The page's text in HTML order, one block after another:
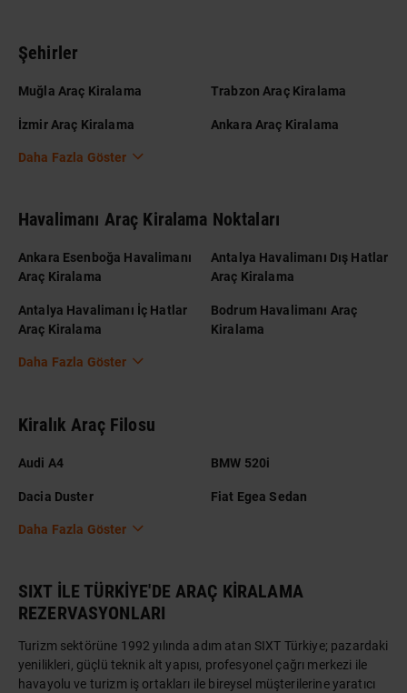
Şehirler
Muğla Araç Kiralama Trabzon Araç Kiralama
İzmir Araç Kiralama Ankara Araç Kiralama
Daha Fazla Göster
Havalimanı Araç Kiralama Noktaları
Ankara Esenboğa Havalimanı
Araç Kiralama
Antalya Havalimanı Dış Hatlar
Araç Kiralama
Antalya Havalimanı İç Hatlar
Araç Kiralama
Bodrum Havalimanı Araç
Kiralama
Daha Fazla Göster
Kiralık Araç Filosu
Audi A4 BMW 520i
Dacia Duster Fiat Egea Sedan
Daha Fazla Göster
SIXT İLE TÜRKİYE'DE ARAÇ KİRALAMA
REZERVASYONLARI
Turizm sektörüne 1992 yılında adım atan SIXT Türkiye; pazardaki
yenilikleri, güçlü teknik alt yapısı, profesyonel çağrı merkezi ile
havayolu ve turizm iş ortakları ile bireysel müşterilerine yaratıcı